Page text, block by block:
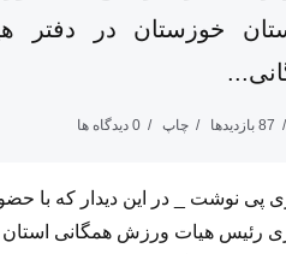
خوزستان در دفتر
87 بازدیدها چاپ 0 دیدگاه ها
پی نوشت _ در این دیدار که با
رئیس هیات ورزش همگانی استان